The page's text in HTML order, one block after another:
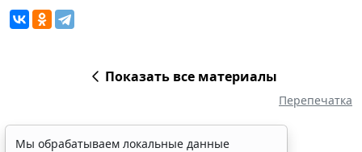
Показать все материалы
Перепечатка
Мы обрабатываем локальные данные